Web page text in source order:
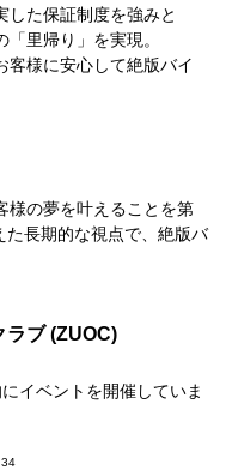
した保証制度を強みと
里帰り」を実現。
客様に安心して絶版バイ
様の夢を叶えることを第
長期的な視点で、絶版バ
ブ (ZUOC)
イベントを開催していま